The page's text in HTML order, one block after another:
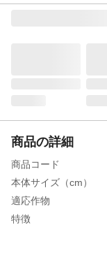
商品の詳細
商品コード
本体サイズ（cm）
適応作物
特徴